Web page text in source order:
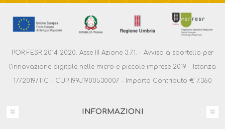
POR FESR 2014-2020. Asse III Azione 3.7.1. - Avviso a sportello per
l’innovazione digitale nelle micro e piccole imprese 2019 - Istanza
17/2019/TIC – CUP I99J1900530007 – Importo Contributo € 7.360
INFORMAZIONI